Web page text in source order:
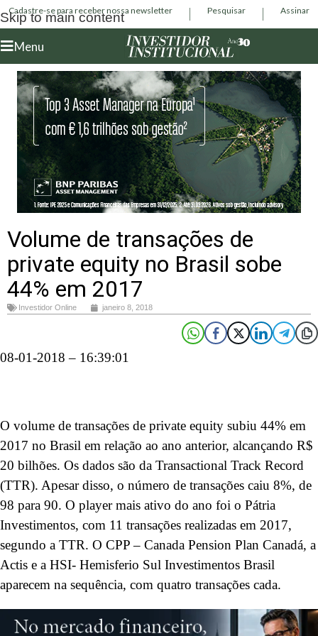
Skip to main content
Cadastre-se para receber nossa newsletter Pesquisar Assinar
Menu
Volume de transações de
private equity no Brasil sobe
44% em 2017
Investidor Online janeiro 8, 2018
08-01-2018 – 16:39:01
O volume de transações de private equity subiu 44% em
2017 no Brasil em relação ao ano anterior, alcançando R$
20 bilhões. Os dados são da Transactional Track Record
(TTR). Apesar disso, o número de transações caiu 8%, de
98 para 90. O player mais ativo do ano foi o Pátria
Investimentos, com 11 transações realizadas em 2017,
segundo a TTR. O CPP – Canada Pension Plan Canadá, a
Actis e a HSI- Hemisferio Sul Investimentos Brasil
aparecem na sequência, com quatro transações cada.